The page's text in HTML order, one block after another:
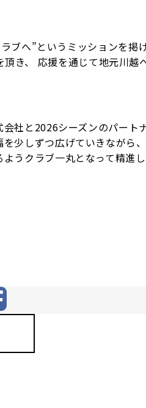
ブへ”というミッションを掲
き、 応援を通じて地元川越
社と2026シーズンのパート
少しずつ広げていきながら
うクラブ一丸となって精進し